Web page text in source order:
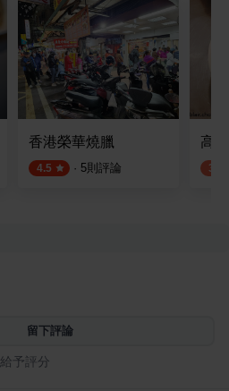
香港榮華燒臘
4.5 · 5則評論
高
3.7
留下評論
給予評分